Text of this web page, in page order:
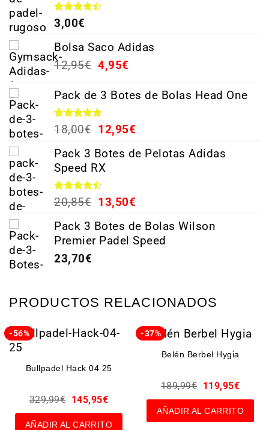
Valorado
con 4.38
3,00€
Bolsa Saco Adidas
12,95€ 4,95€
Pack de 3 Botes de Bolas Head One
Valorado
con 5.00
18,00€ 12,95€
Pack 3 Botes de Pelotas Adidas
Speed RX
Valorado
con 4.44
20,85€ 13,50€
Pack 3 Botes de Bolas Wilson
Premier Padel Speed
23,70€
PRODUCTOS RELACIONADOS
-56%
Bullpadel Hack 04 25
329,99€ 145,95€
AÑADIR AL CARRITO
-37%
Belén Berbel Hygia
189,99€ 119,95€
AÑADIR AL CARRITO